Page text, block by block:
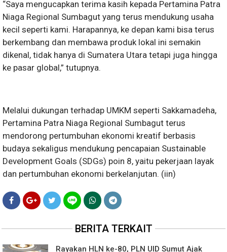
“Saya mengucapkan terima kasih kepada Pertamina Patra
Niaga Regional Sumbagut yang terus mendukung usaha
kecil seperti kami. Harapannya, ke depan kami bisa terus
berkembang dan membawa produk lokal ini semakin
dikenal, tidak hanya di Sumatera Utara tetapi juga hingga
ke pasar global,” tutupnya.
Melalui dukungan terhadap UMKM seperti Sakkamadeha,
Pertamina Patra Niaga Regional Sumbagut terus
mendorong pertumbuhan ekonomi kreatif berbasis
budaya sekaligus mendukung pencapaian Sustainable
Development Goals (SDGs) poin 8, yaitu pekerjaan layak
dan pertumbuhan ekonomi berkelanjutan. (iin)
BERITA TERKAIT
Rayakan HLN ke-80, PLN UID Sumut Ajak